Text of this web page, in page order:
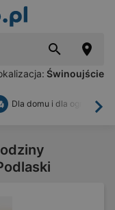
Świnoujście
Dla domu i dla ogrodu